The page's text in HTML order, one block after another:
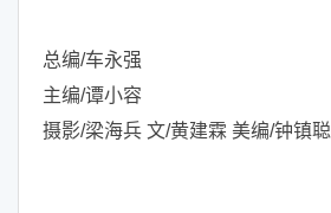
总编/车永强
主编/谭小容
摄影/梁海兵 文/黄建霖 美编/钟镇聪